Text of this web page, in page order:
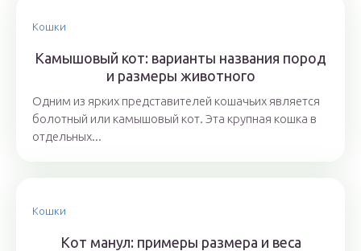
Кошки
Камышовый кот: варианты названия пород
и размеры животного
Одним из ярких представителей кошачьих является
болотный или камышовый кот. Эта крупная кошка в
отдельных...
Кошки
Кот манул: примеры размера и веса